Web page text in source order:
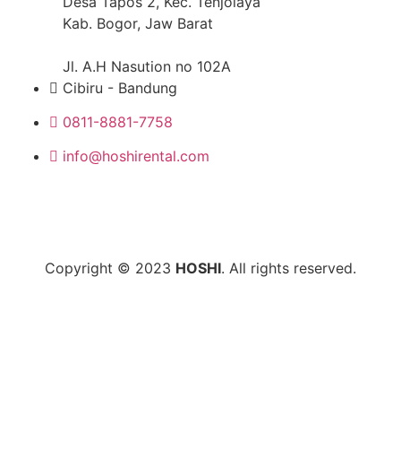
Kab. Bogor, Jaw Barat
Jl. A.H Nasution no 102A
Cibiru - Bandung
0811-8881-7758
info@hoshirental.com
Copyright © 2023 HOSHI. All rights reserved.